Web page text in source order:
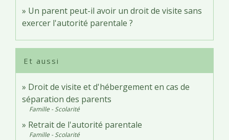
Un parent peut-il avoir un droit de visite sans
exercer l'autorité parentale ?
Et aussi
Droit de visite et d'hébergement en cas de
séparation des parents
Famille - Scolarité
Retrait de l'autorité parentale
Famille - Scolarité